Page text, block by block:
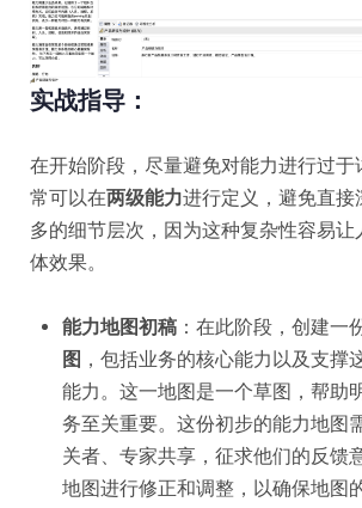
实战指导：
在开始阶段，尽量避免对能力进行过于
常可以在两级能力进行定义，避免直接
多的细节层次，因为这种复杂性容易让
体效果。
能力地图初稿 ：在此阶段，创建一
图 ，包括业务的核心能力以及支撑
能力。这一地图是一个草图，帮助
务至关重要。这份初步的能力地图
关者、专家共享，征求他们的反馈
地图进行修正和调整，以确保地图